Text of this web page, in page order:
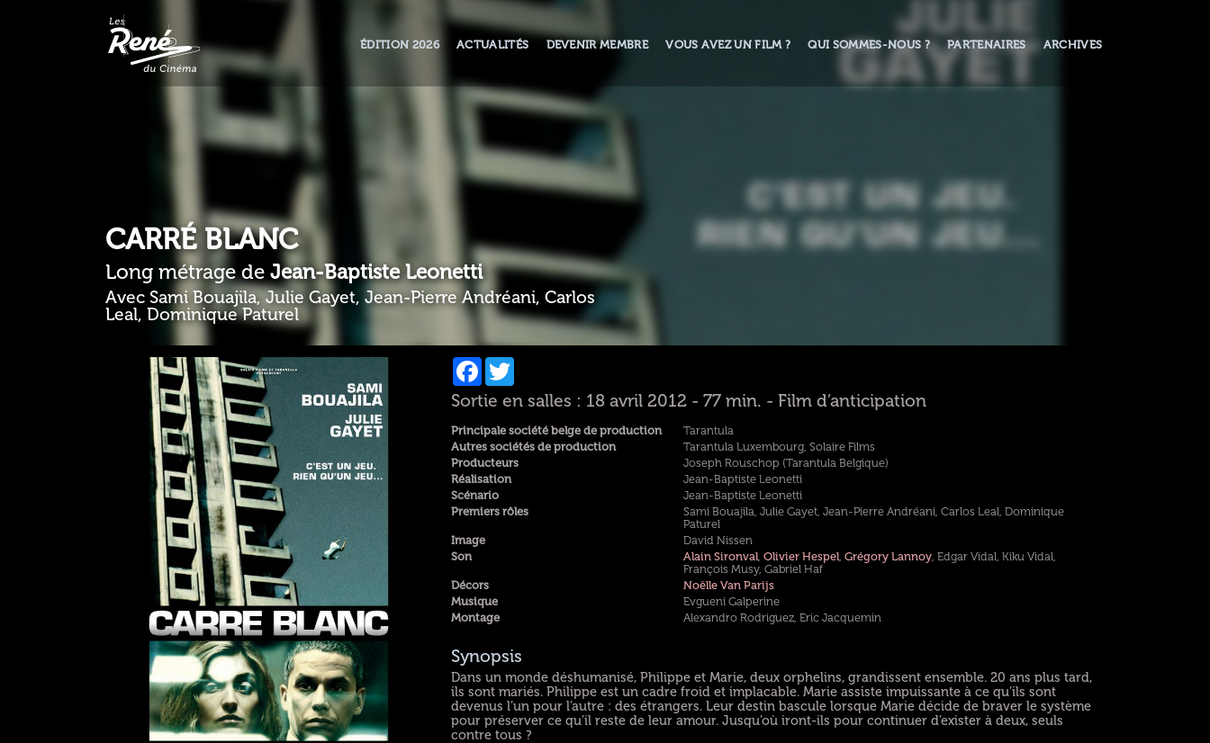
ÉDITION 2026 ACTUALITÉS DEVENIR MEMBRE VOUS AVEZ UN FILM ? QUI SOMMES-NOUS ? PARTENAIRES ARCHIVES
CARRÉ BLANC
Long métrage de Jean-Baptiste Leonetti
Avec Sami Bouajila, Julie Gayet, Jean-Pierre Andréani, Carlos
Leal, Dominique Paturel
Facebook
Sortie en salles : 18 avril 2012 - 77 min. - Film d’anticipation
Principale société belge de production
Tarantula
Autres sociétés de production
Tarantula Luxembourg, Solaire Films
Producteurs
Joseph Rouschop (Tarantula Belgique)
Réalisation
Jean-Baptiste Leonetti
Scénario
Jean-Baptiste Leonetti
Premiers rôles
Sami Bouajila, Julie Gayet, Jean-Pierre Andréani, Carlos Leal, Dominique
Paturel
Image
David Nissen
Son
Alain Sironval, Olivier Hespel, Grégory Lannoy, Edgar Vidal, Kiku Vidal,
François Musy, Gabriel Haf
Décors
Noëlle Van Parijs
Musique
Evgueni Galperine
Montage
Alexandro Rodriguez, Eric Jacquemin
Synopsis
Dans un monde déshumanisé, Philippe et Marie, deux orphelins, grandissent ensemble. 20 ans plus tard,
ils sont mariés. Philippe est un cadre froid et implacable. Marie assiste impuissante à ce qu’ils sont
devenus l’un pour l’autre : des étrangers. Leur destin bascule lorsque Marie décide de braver le système
pour préserver ce qu’il reste de leur amour. Jusqu’où iront-ils pour continuer d’exister à deux, seuls
contre tous ?